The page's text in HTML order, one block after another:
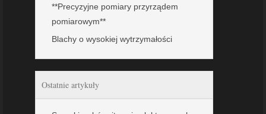
**Precyzyjne pomiary przyrządem
pomiarowym**
Blachy o wysokiej wytrzymałości
Ostatnie artykuły